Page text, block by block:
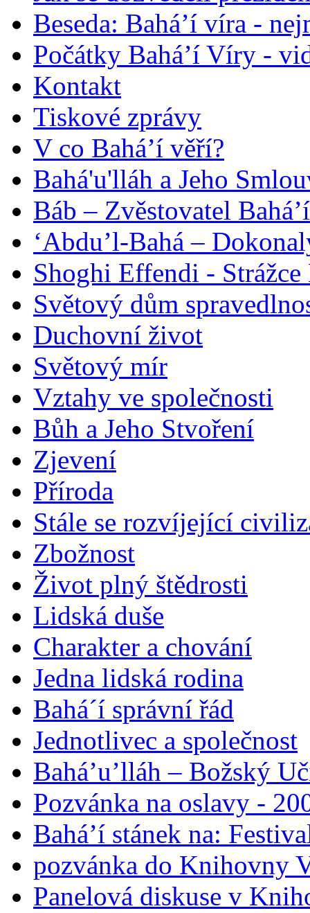
Beseda: Bahá’í víra -
Počátky Bahá’í Víry -
Kontakt
Tiskové zprávy
V co Bahá’í věří?
Bahá'u'lláh a Jeho
Báb – Zvěstovatel
‘Abdu’l-Bahá –
Shoghi Effendi -
Světový dům
Duchovní život
Světový mír
Vztahy ve společnosti
Bůh a Jeho Stvoření
Zjevení
Příroda
Stále se rozvíjející
Zbožnost
Život plný štědrosti
Lidská duše
Charakter a chování
Jedna lidská rodina
Bahá´í správní řád
Jednotlivec a společnost
Bahá’u’lláh – Božský
Pozvánka na oslavy -
Bahá’í stánek na:
pozvánka do Knihovny
Panelová diskuse v